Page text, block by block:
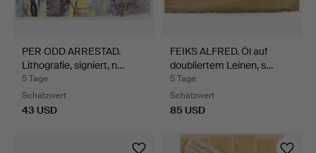
PER ODD ARRESTAD.
Lithografie, signiert, n…
5 Tage
Schätzwert
43 USD
FEIKS ALFRED. Öl auf
doubliertem Leinen, s…
5 Tage
Schätzwert
85 USD